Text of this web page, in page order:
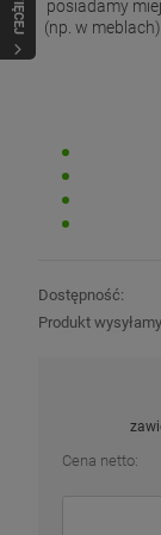
WIĘCEJ
posiadamy
(np. w
Dostępność:
Produkt
Cena netto: